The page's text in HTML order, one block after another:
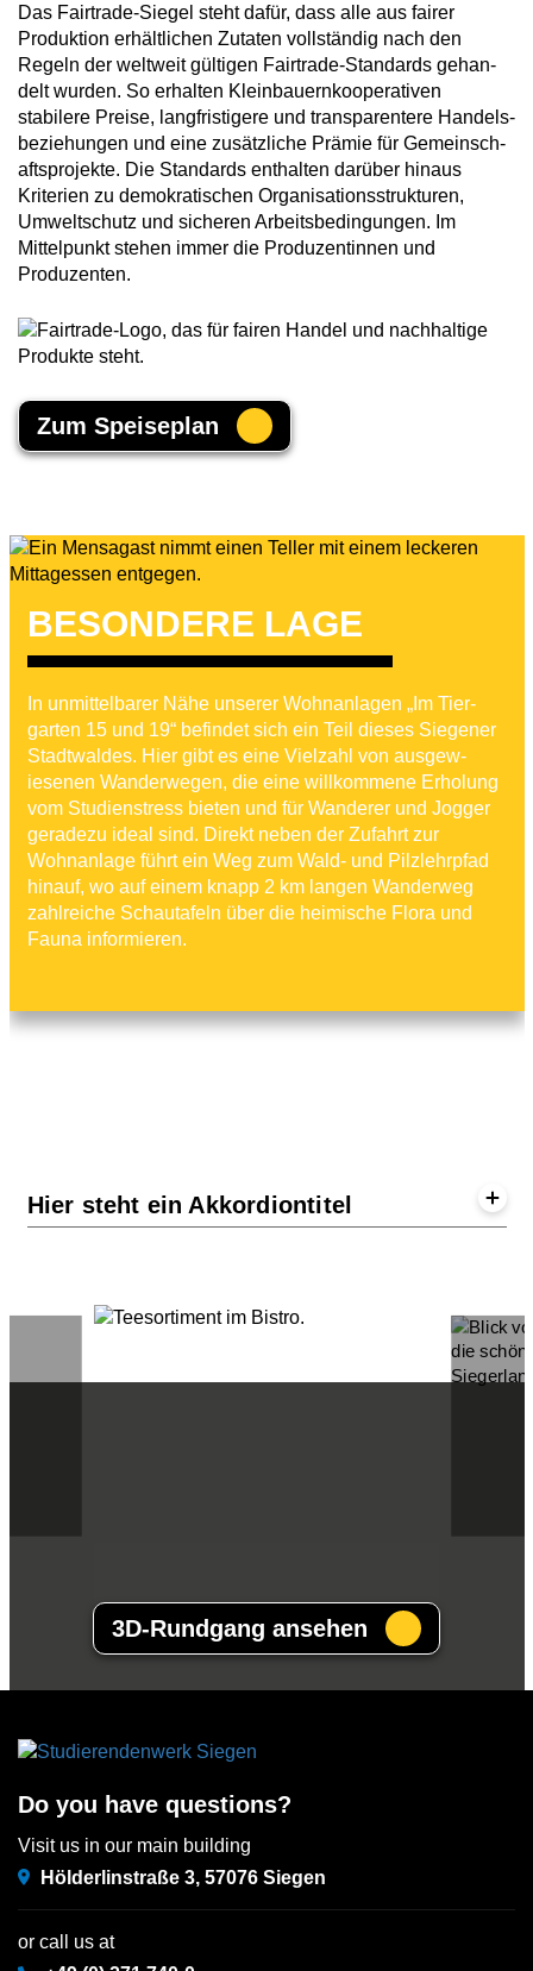
Das Fairtrade-Siegel steht dafür, dass alle aus fairer
Produk­tion erhält­lichen Zutaten voll­ständig nach den
Regeln der welt­weit gültigen Fairtrade-Stand­ards gehan­
delt wurden. So erhalten Klein­bauernko­op­er­at­iven
stabilere Preise, lang­fristigere und trans­par­entere Handels­
bez­iehungen und eine zusätz­liche Prämie für Gemeinsch­
aft­s­pro­jekte. Die Stand­ards enthalten darüber hinaus
Kriterien zu demokrat­ischen Organ­isa­tionsstruk­turen,
Umwelts­chutz und sicheren Arbeits­bedin­gungen. Im
Mittelpunkt stehen immer die Produzen­tinnen und
Produzenten.
Zum Speise­plan
BESON­DERE LAGE
In unmit­tel­barer Nähe unserer Wohnan­lagen „Im Tier­
garten 15 und 19“ befindet sich ein Teil dieses Siegener
Stadtwaldes. Hier gibt es eine Vielzahl von ausgew­
iesenen Wander­wegen, die eine willkom­mene Erholung
vom Stud­i­en­stress bieten und für Wanderer und Jogger
geradezu ideal sind. Direkt neben der Zufahrt zur
Wohnan­lage führt ein Weg zum Wald- und Pilzlehrpfad
hinauf, wo auf einem knapp 2 km langen Wanderweg
zahlreiche Schautafeln über die heimische Flora und
Fauna informieren.
Hier steht ein Akkordiontitel
3D-Rundgang ansehen
Do you have questions?
Visit us in our main building
Hölderlinstraße 3, 57076 Siegen
or call us at